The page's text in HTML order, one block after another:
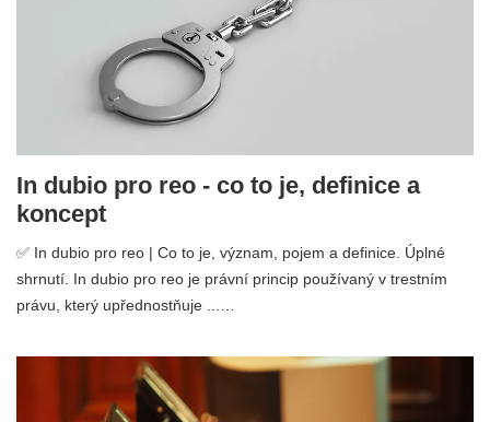
In dubio pro reo - co to je, definice a
koncept
✅ In dubio pro reo | Co to je, význam, pojem a definice. Úplné
shrnutí. In dubio pro reo je právní princip používaný v trestním
právu, který upřednostňuje ...…